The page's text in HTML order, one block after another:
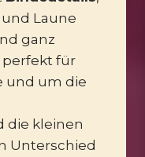
Laune
ganz
für
und um die
die kleinen
Unterschied